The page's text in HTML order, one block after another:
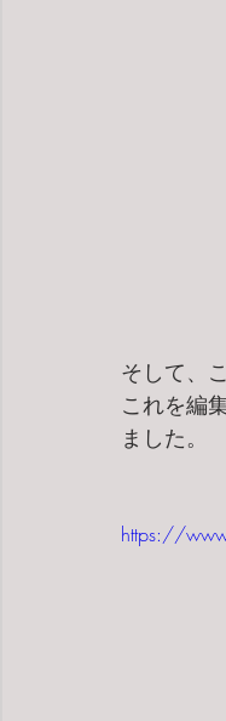
そして、
これを編
ました。
https://